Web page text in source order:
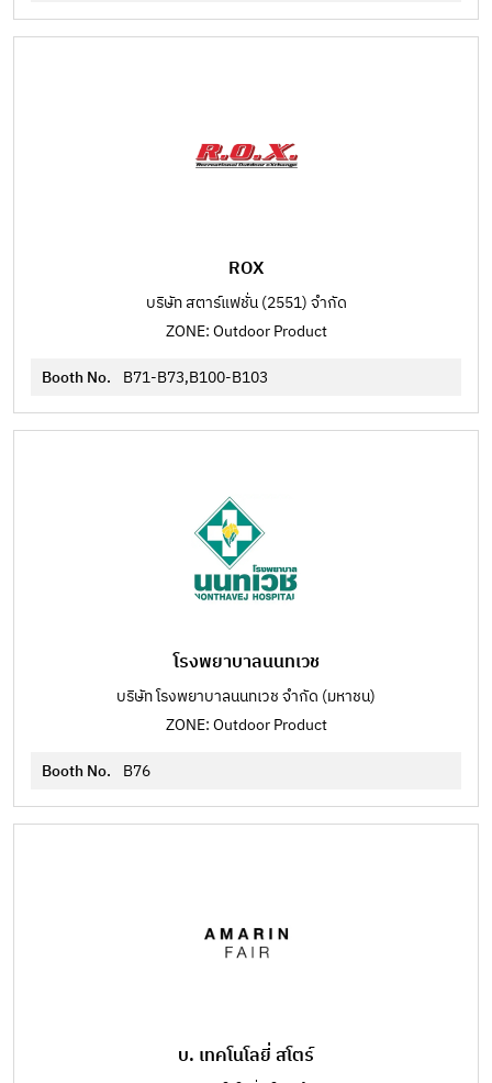
ROX
บริษัท สตาร์แฟชั่น (2551) จำกัด
ZONE: Outdoor Product
Booth No. B71-B73,B100-B103
โรงพยาบาลนนทเวช
บริษัท โรงพยาบาลนนทเวช จำกัด (มหาชน)
ZONE: Outdoor Product
Booth No. B76
บ. เทคโนโลยี่ สโตร์